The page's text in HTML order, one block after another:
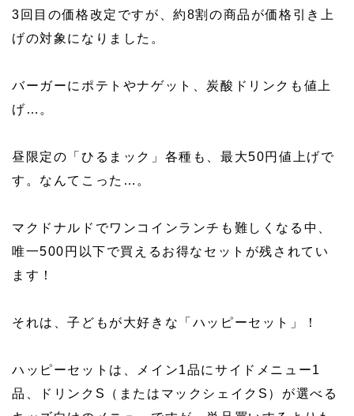
3回目の価格改定ですが、約8割の商品が価格引き上
げの対象になりました。
バーガーにポテトやナゲット、炭酸ドリンクも値上
げ…。
昼限定の「ひるまック」各種も、最大50円値上げで
す。なんてこった…。
マクドナルドでワンコインランチも難しくなる中、
唯一500円以下で買えるお得なセットが残されてい
ます！
それは、子どもが大好きな「ハッピーセット」！
ハッピーセットは、メイン1品にサイドメニュー1
品、ドリンクS（またはマックシェイクS）が選べる